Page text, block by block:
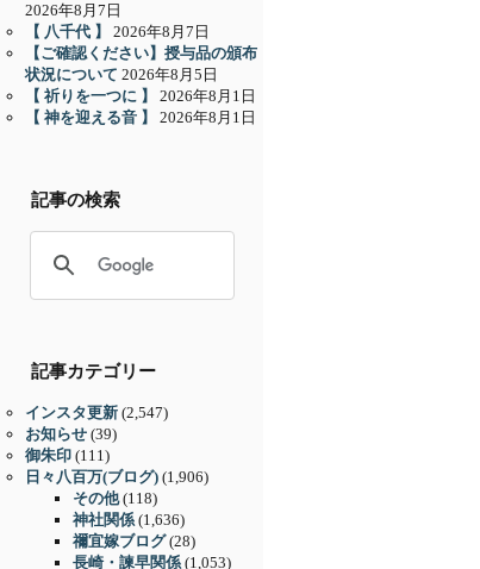
2026年8月7日
【 八千代 】
2026年8月7日
【ご確認ください】授与品の頒布
状況について 2026年8月5日
【 祈りを一つに 】
2026年8月1日
【 神を迎える音 】
2026年8月1日
記事の検索
記事カテゴリー
インスタ更新 (2,547)
お知らせ (39)
御朱印 (111)
日々八百万(ブログ) (1,906)
その他(118)
神社関係 (1,636)
禰宜嫁ブログ(28)
長崎・諫早関係 (1,053)